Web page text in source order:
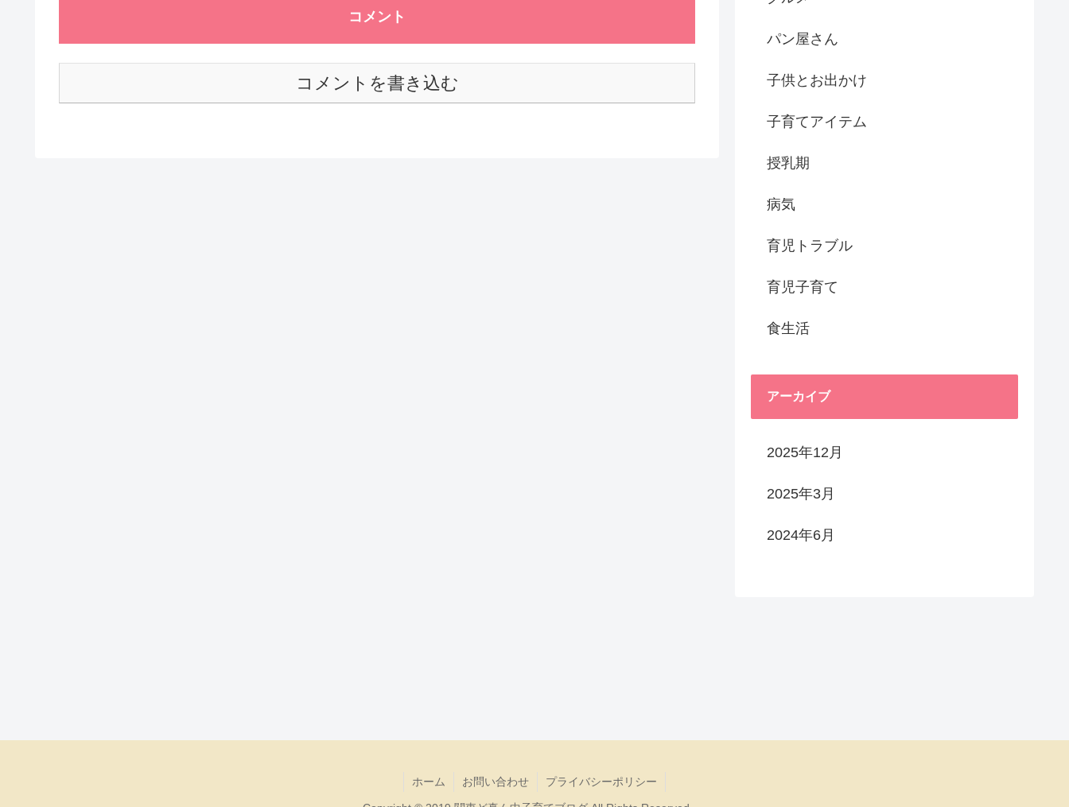
コメント
コメントを書き込む
パン屋さん
子供とお出かけ
子育てアイテム
授乳期
病気
育児トラブル
育児子育て
食生活
アーカイブ
2025年12月
2025年3月
2024年6月
ホーム お問い合わせ プライバシーポリシー